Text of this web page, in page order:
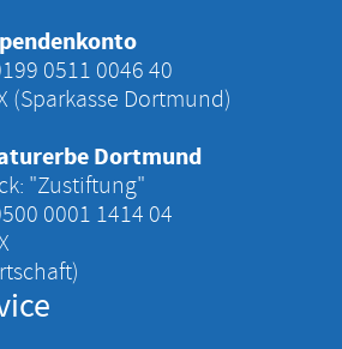
‍0511 ‍0046 ‍40
(Sparkasse Dortmund)
Dortmund
"Zustiftung"
‍0001 ‍1414 ‍04